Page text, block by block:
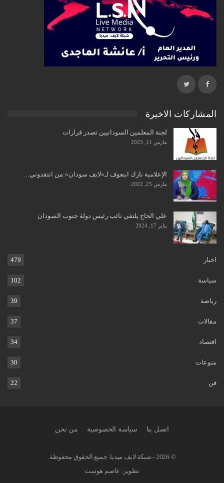
المشاركات الاخيرة
لجنة المعلمين السودانيين تصدر قرارات
مارس 11, 2023
الإعلامية نازك ابنعوف لـ«لايف سودان»:من انتقدوني…
مارس 25, 2022
علي الحاج يلتقي نائب رئيس دولة جنوب السودان
يناير 17, 2024
اخبار 479
سياسة 102
رياضة 39
مقالات 37
اقتصاد 34
منوعات 30
فن 22
اتصل بنا سياسة الخصوصية من نحن
© 2026 - شبكة لايف ميديا. جميع الحقوق محفوظة.
تطوير: عاصم هوست